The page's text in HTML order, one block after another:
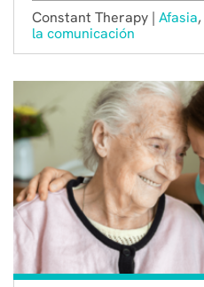
Constant Therapy | Afasia,
la comunicación